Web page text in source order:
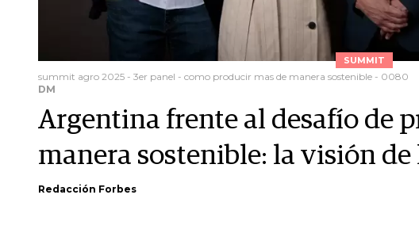
SUMMIT
summit agro 2025 - 3er panel - como producir mas de manera sostenible - 0080
DM
Argentina frente al desafío de
manera sostenible: la visión de
Redacción Forbes